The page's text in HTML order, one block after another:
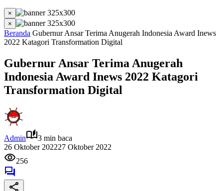
×
×
Beranda Gubernur Ansar Terima Anugerah Indonesia Award Inews
2022 Katagori Transformation Digital
Gubernur Ansar Terima Anugerah
Indonesia Award Inews 2022 Katagori
Transformation Digital
Admin
3 min baca
26 Oktober 202227 Oktober 2022
256